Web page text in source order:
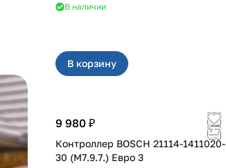
В наличии
В корзину
9 980 ₽
Контроллер BOSCH 21114-1411020-
30 (M7.9.7.) Евро 3